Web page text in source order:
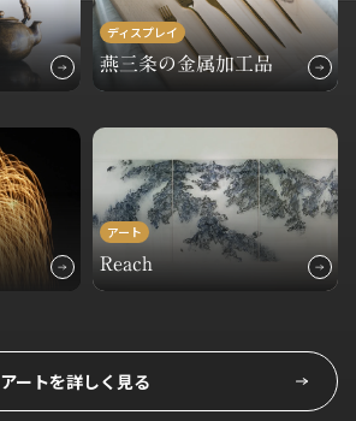
ディスプレイ
燕三条の金属加工品
アート
Reach
アートを詳しく見る